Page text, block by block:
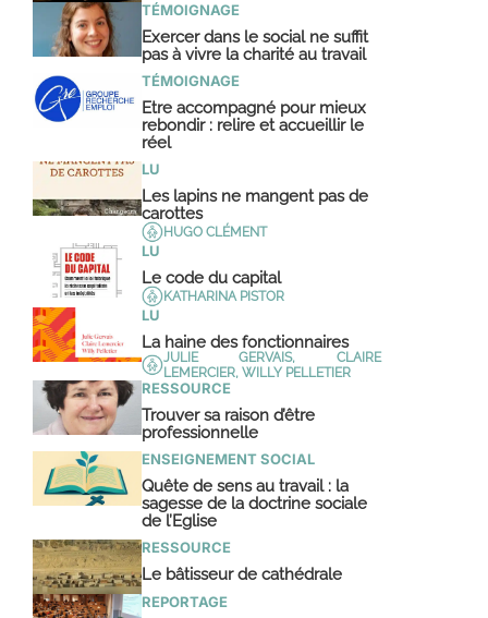
TÉMOIGNAGE
Exercer dans le social ne suffit
pas à vivre la charité au travail
TÉMOIGNAGE
Etre accompagné pour mieux
rebondir : relire et accueillir le
réel
LU
Les lapins ne mangent pas de
carottes
HUGO CLÉMENT
LU
Le code du capital
KATHARINA PISTOR
LU
La haine des fonctionnaires
JULIE GERVAIS, CLAIRE
LEMERCIER, WILLY PELLETIER
RESSOURCE
Trouver sa raison d’être
professionnelle
ENSEIGNEMENT SOCIAL
Quête de sens au travail : la
sagesse de la doctrine sociale
de l’Eglise
RESSOURCE
Le bâtisseur de cathédrale
REPORTAGE